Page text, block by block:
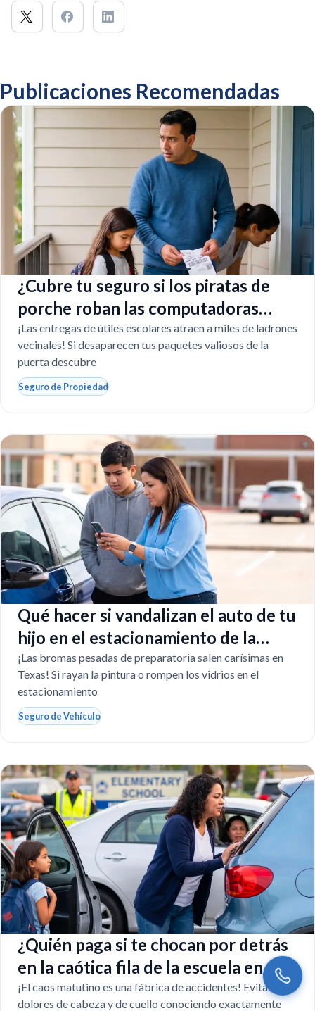
Publicaciones Recomendadas
¿Cubre tu seguro si los piratas de
porche roban las computadoras
escolares?
¡Las entregas de útiles escolares atraen a miles de ladrones
vecinales! Si desaparecen tus paquetes valiosos de la
puerta descubre
Seguro de Propiedad
Qué hacer si vandalizan el auto de tu
hijo en el estacionamiento de la
escuela
¡Las bromas pesadas de preparatoria salen carísimas en
Texas! Si rayan la pintura o rompen los vidrios en el
estacionamiento
Seguro de Vehículo
¿Quién paga si te chocan por detrás
en la caótica fila de la escuela en
Florida?
¡El caos matutino es una fábrica de accidentes! Evita
dolores de cabeza y de cuello conociendo exactamente